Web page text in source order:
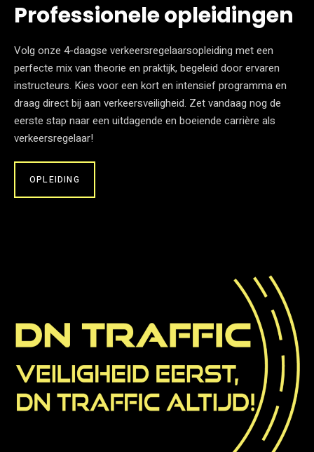
Professionele opleidingen
Volg onze 4-daagse verkeersregelaarsopleiding met een
perfecte mix van theorie en praktijk, begeleid door ervaren
instructeurs. Kies voor een kort en intensief programma en
draag direct bij aan verkeersveiligheid. Zet vandaag nog de
eerste stap naar een uitdagende en boeiende carrière als
verkeersregelaar!
OPLEIDING